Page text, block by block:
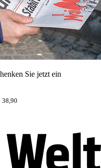
Sie jetzt ein
38,90